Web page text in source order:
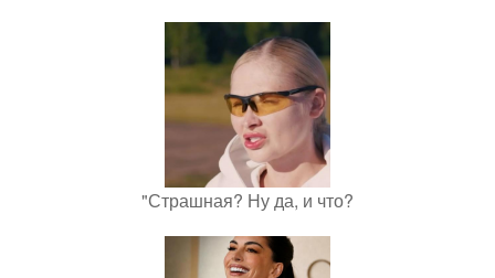
"Страшная? Ну да, и что?